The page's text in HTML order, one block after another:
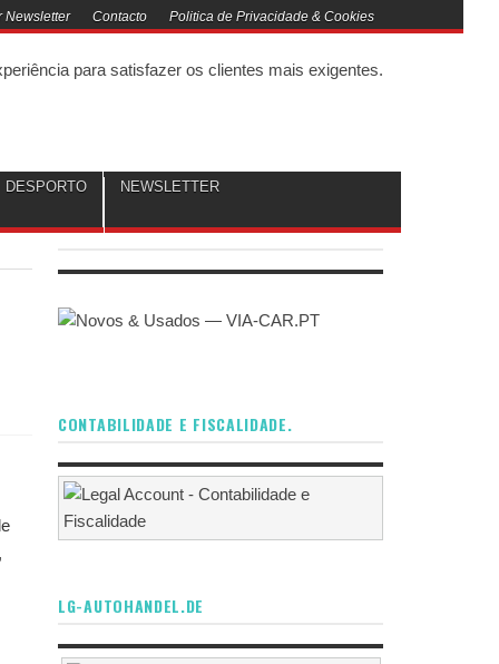
Newsletter Contacto Politica de Privacidade & Cookies
DESPORTO NEWSLETTER
CONTABILIDADE E FISCALIDADE.
LG-AUTOHANDEL.DE